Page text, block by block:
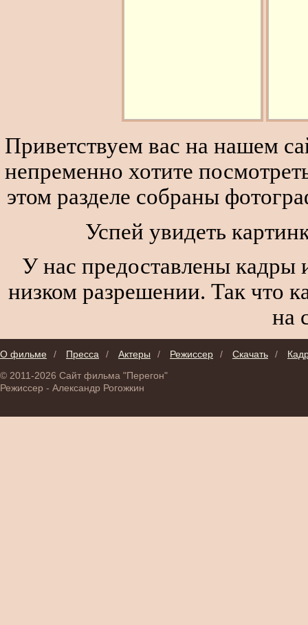
Приветствуем вас на нашем
непременно хотите
этом разделе собраны
Успей увидеть
У нас предоставлены кадры
низком разрешении. Так что
на
О фильме / Пресса / Актеры / Режиссер / Скачать /
© 2011-2026 Сайт фильма "Перегон"
Режиссер - Александр Рогожкин